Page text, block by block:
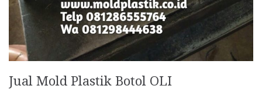
Jual Mold Plastik Botol OLI